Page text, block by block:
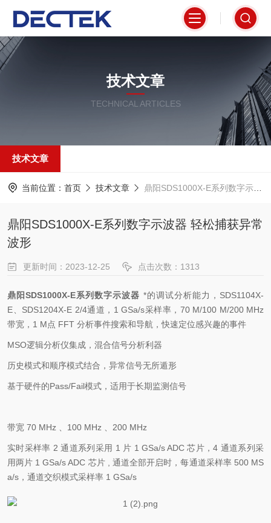
技术文章
TECHNICAL ARTICLES
技术文章
当前位置： 首页 技术文章 鼎阳SDS1000X-E系列数字示波器 轻松捕获异常波形
鼎阳SDS1000X-E系列数字示波器 轻松捕获异常
波形
更新时间：2023-12-25 点击次数：1313
鼎阳SDS1000X-E系列数字示波器 *的调试分析能力，SDS1104X-
E、SDS1204X-E 2/4通道，1 GSa/s采样率，70 M/100 M/200 MHz
带宽，1 M点 FFT 分析事件搜索和导航，快速定位感兴趣的事件
MSO逻辑分析仪集成，混合信号分析利器
历史模式和顺序模式结合，异常信号无所遁形
基于硬件的Pass/Fail模式，适用于长期监测信号
带宽 70 MHz 100 MHz 200 MHz
实时采样率 2通道系列采用 1 片 1 GSa/s ADC芯片，4 通道系列采
用两片 1 GSa/s ADC 芯片 通道全部开启时，每通道采样率 500 MS
a/s ，通道交织模式采样率 1 GSa/s